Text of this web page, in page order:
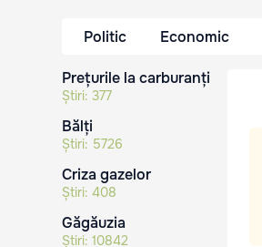
Politic Economic
Prețurile la carburanți
Știri: 377
Bălți
Știri: 5726
Criza gazelor
Știri: 408
Găgăuzia
Știri: 10842